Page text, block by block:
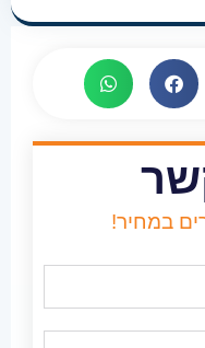
במחיר!